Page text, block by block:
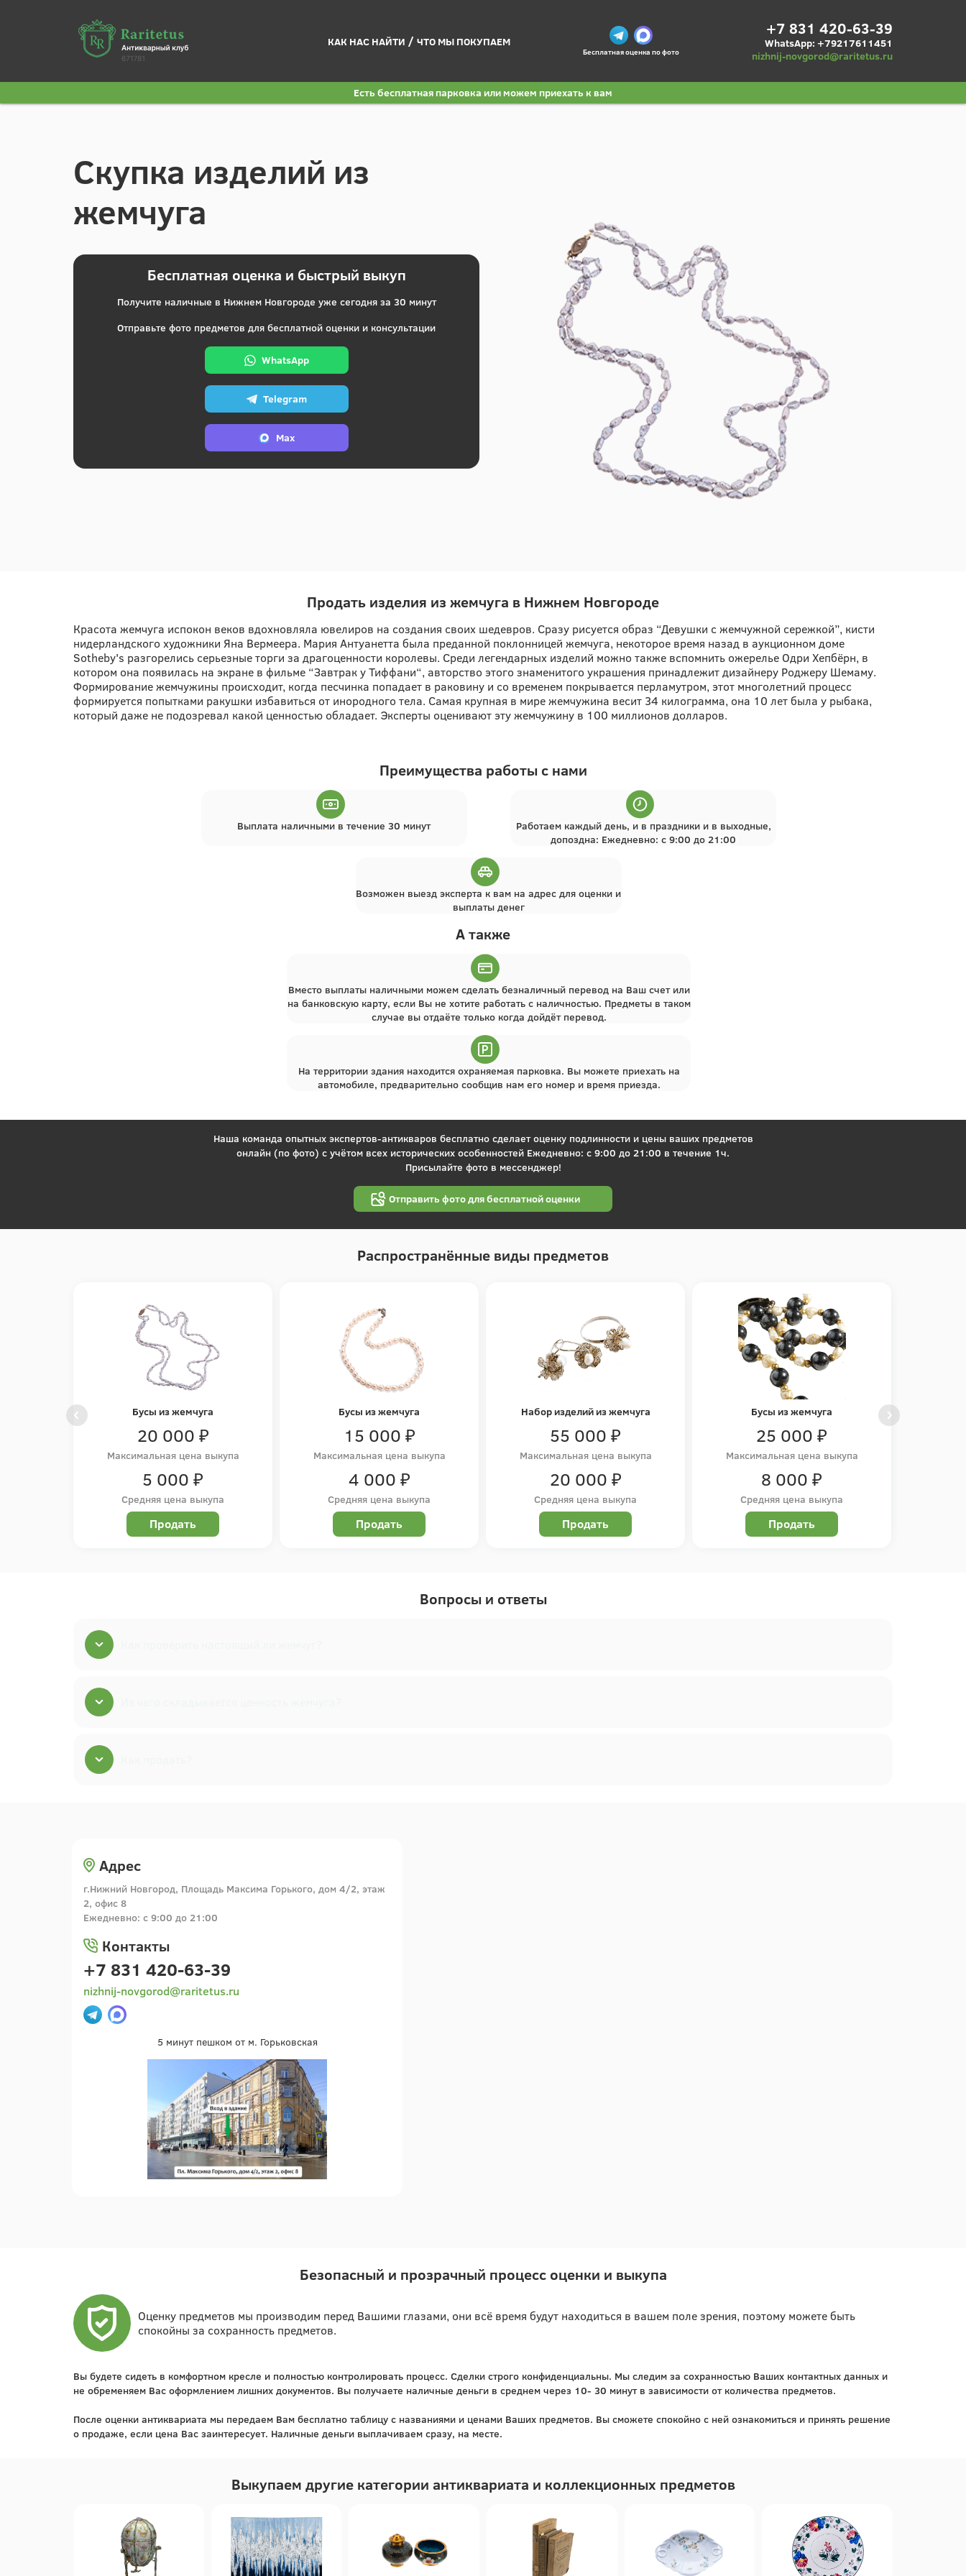
КАК НАС НАЙТИ / ЧТО МЫ ПОКУПАЕМ
Бесплатная оценка по фото
+7 831 420-63-39
WhatsApp: +79217611451
nizhnij-novgorod@raritetus.ru
Есть бесплатная парковка или можем приехать к вам
Скупка изделий из
жемчуга
Бесплатная оценка и быстрый выкуп
Получите наличные в Нижнем Новгороде уже сегодня за 30 минут
Отправьте фото предметов для бесплатной оценки и консультации
WhatsApp
Telegram
Max
Продать изделия из жемчуга в Нижнем Новгороде
Красота жемчуга испокон веков вдохновляла ювелиров на создания своих шедевров. Сразу рисуется образ “Девушки с жемчужной сережкой”, кисти
нидерландского художники Яна Вермеера. Мария Антуанетта была преданной поклонницей жемчуга, некоторое время назад в аукционном доме
Sotheby's разгорелись серьезные торги за драгоценности королевы. Среди легендарных изделий можно также вспомнить ожерелье Одри Хепбёрн, в
котором она появилась на экране в фильме “Завтрак у Тиффани“, авторство этого знаменитого украшения принадлежит дизайнеру Роджеру Шемаму.
Формирование жемчужины происходит, когда песчинка попадает в раковину и со временем покрывается перламутром, этот многолетний процесс
формируется попытками ракушки избавиться от инородного тела. Самая крупная в мире жемчужина весит 34 килограмма, она 10 лет была у рыбака,
который даже не подозревал какой ценностью обладает. Эксперты оценивают эту жемчужину в 100 миллионов долларов.
Преимущества работы с нами
Выплата наличными в течение 30 минут
Работаем каждый день, и в праздники и в выходные,
допоздна: Ежедневно: с 9:00 до 21:00
Возможен выезд эксперта к вам на адрес для оценки и
выплаты денег
А также
Вместо выплаты наличными можем сделать безналичный перевод на Ваш счет или
на банковскую карту, если Вы не хотите работать с наличностью. Предметы в таком
случае вы отдаёте только когда дойдёт перевод.
На территории здания находится охраняемая парковка. Вы можете приехать на
автомобиле, предварительно сообщив нам его номер и время приезда.
Наша команда опытных экспертов-антикваров бесплатно сделает оценку подлинности и цены ваших предметов
онлайн (по фото) с учётом всех исторических особенностей Ежедневно: с 9:00 до 21:00 в течение 1ч.
Присылайте фото в мессенджер!
Отправить фото для бесплатной оценки
Распространённые виды предметов
Бусы из жемчуга
20 000 ₽
Максимальная цена выкупа
5 000 ₽
Средняя цена выкупа
Продать
Бусы из жемчуга
15 000 ₽
Максимальная цена выкупа
4 000 ₽
Средняя цена выкупа
Продать
Набор изделий из жемчуга
55 000 ₽
Максимальная цена выкупа
20 000 ₽
Средняя цена выкупа
Продать
Бусы из жемчуга
25 000 ₽
Максимальная цена выкупа
8 000 ₽
Средняя цена выкупа
Продать
Вопросы и ответы
Адрес
г.Нижний Новгород, Площадь Максима Горького, дом 4/2, этаж
2, офис 8
Ежедневно: с 9:00 до 21:00
Контакты
+7 831 420-63-39
nizhnij-novgorod@raritetus.ru
5 минут пешком от м. Горьковская
Безопасный и прозрачный процесс оценки и выкупа
Оценку предметов мы производим перед Вашими глазами, они всё время будут находиться в вашем поле зрения, поэтому можете быть
спокойны за сохранность предметов.
Вы будете сидеть в комфортном кресле и полностью контролировать процесс. Сделки строго конфиденциальны. Мы следим за сохранностью Ваших контактных данных и
не обременяем Вас оформлением лишних документов. Вы получаете наличные деньги в среднем через 10- 30 минут в зависимости от количества предметов.
После оценки антиквариата мы передаем Вам бесплатно таблицу с названиями и ценами Ваших предметов. Вы сможете спокойно с ней ознакомиться и принять решение
о продаже, если цена Вас заинтересует. Наличные деньги выплачиваем сразу, на месте.
Выкупаем другие категории антиквариата и коллекционных предметов